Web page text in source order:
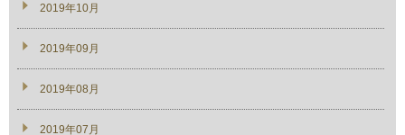
2019年10月
2019年09月
2019年08月
2019年07月